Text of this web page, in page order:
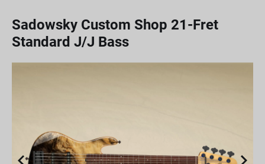
Sadowsky Custom Shop 21-Fret
Standard J/J Bass